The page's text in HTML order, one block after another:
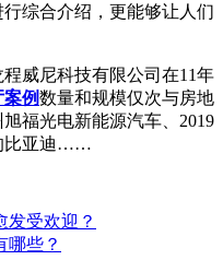
综合介绍，更能够让人们
威尼科技有限公司在11年
例数量和规模仅次与房地
福光电新能源汽车、 2019
比亚迪……
发受欢迎？
哪些？